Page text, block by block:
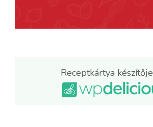
Receptkártya készítője